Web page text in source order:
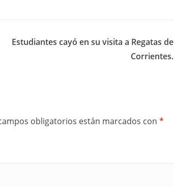
Estudiantes cayó en su visita a Regatas de
Corrientes.
obligatorios están marcados con *